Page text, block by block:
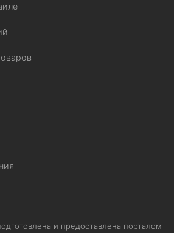
и предоставлена порталом